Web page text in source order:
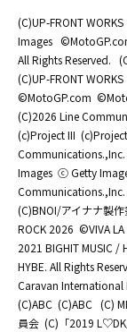
(C)UP-FRONT WORKS
Images
All Rights Reserved.
(C)UP-FRONT WORKS
©MotoGP.com
(C)2026 Line
(c)Project III
Communications.,Inc.
Images ⓒ Getty
Communications.,Inc.
(C)BNOI/アイナナ製
ROCK 2026 ©️VIVA LA
2021 BIGHIT MUSIC /
HYBE. All Rights
Caravan International
(C)ABC (C)ABC (C)
員会 (C)「2019